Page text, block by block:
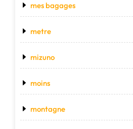
mes bagages
metre
mizuno
moins
montagne